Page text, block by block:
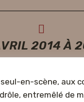
2014 À
en-scène, aux
entremêlé de